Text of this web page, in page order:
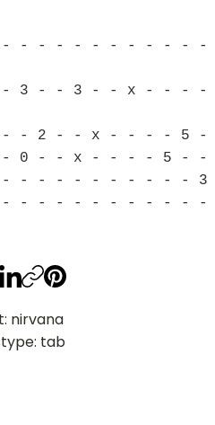
- - - - - - - - - -
- - 3 - - x - - -
2 - - x - - - - 5 -
0 - - x - - - - 5 - -
- - - - - - - - - -
- - - - - - - - - - -
nirvana
tab